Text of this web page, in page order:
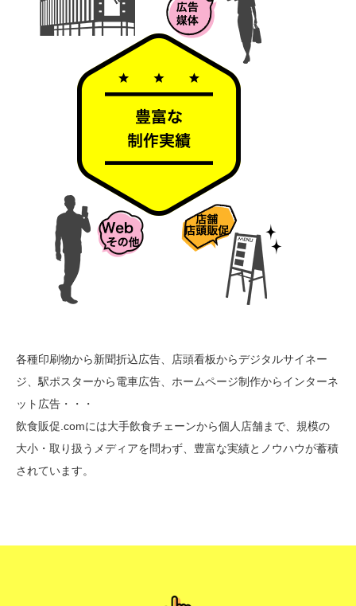
各種印刷物から新聞折込広告、店頭看板からデジタルサイネー
ジ、駅ポスターから電車広告、ホームページ制作からインターネ
ット広告・・・
飲食販促.comには大手飲食チェーンから個人店舗まで、規模の
大小・取り扱うメディアを問わず、豊富な実績とノウハウが蓄積
されています。